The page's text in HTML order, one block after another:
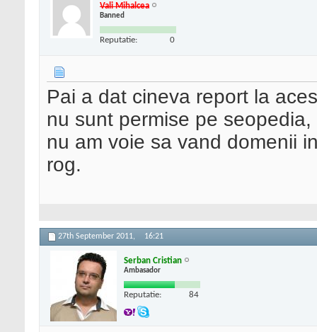
Vali Mihalcea
Banned
Reputatie: 0
Pai a dat cineva report la
nu sunt permise pe
nu am voie sa vand domenii
rog.
27th September 2011, 16:21
Serban Cristian
Ambasador
Reputatie: 84